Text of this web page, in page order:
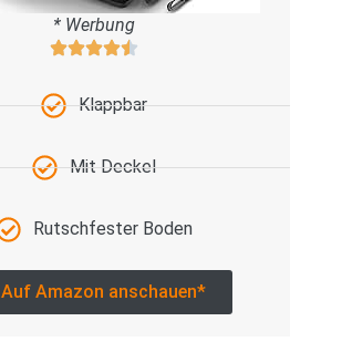
* Werbung
Klappbar
Mit Deckel
Rutschfester Boden
Auf Amazon anschauen*